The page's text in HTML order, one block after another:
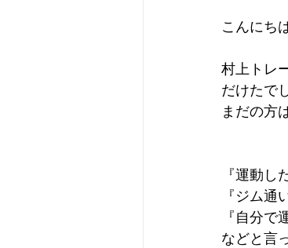
こんにち
村上トレ
だけたで
まだの方
『運動し
『ジム通
『自分で
などと言